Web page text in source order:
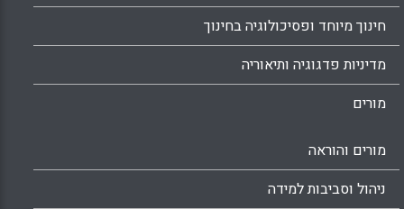
חינוך מיוחד ופסיכולוגיה בחינוך
מדיניות פדגוגיה ותיאוריה
מורים
מורים והוראה
ניהול וסביבות למידה